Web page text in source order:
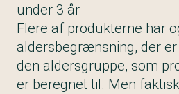
under 3 år
Flere af produkterne har
aldersbegrænsning, der
den aldersgruppe, som
er beregnet til. Men